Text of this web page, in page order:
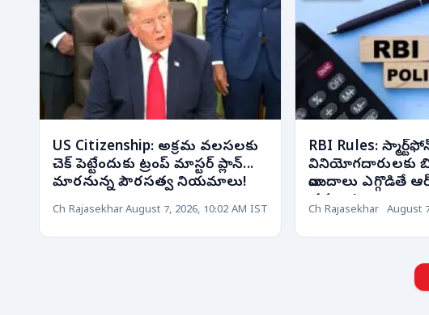
US Citizenship: అక్రమ వలసలకు
చెక్ పెట్టేందుకు ట్రంప్ మాస్టర్ ప్లాన్...
మారనున్న పౌరసత్వ నియమాలు!
Ch RajasekharAugust 7, 2026, 10:02 AM IST
RBI Rules:
వినియోగదారులకు
వాయిదాలు ఎగ్గొడితే
చర్యలు!
Ch Rajasekhar August